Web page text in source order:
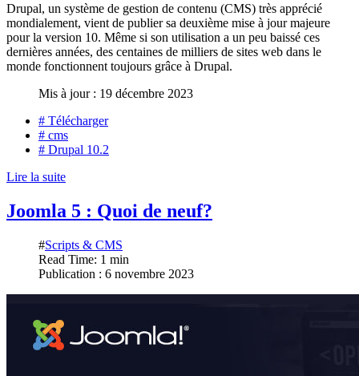
Drupal, un système de gestion de contenu (CMS) très apprécié
mondialement, vient de publier sa deuxième mise à jour majeure
pour la version 10. Même si son utilisation a un peu baissé ces
dernières années, des centaines de milliers de sites web dans le
monde fonctionnent toujours grâce à Drupal.
Mis à jour : 19 décembre 2023
# Télécharger
# cms
# Drupal 10.2
Lire la suite
Joomla 5 : Quoi de neuf?
#Scripts & CMS
Read Time: 1 min
Publication : 6 novembre 2023